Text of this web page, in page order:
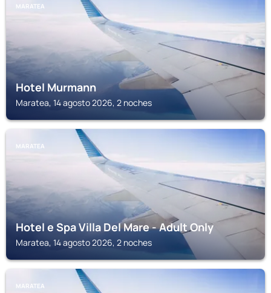
MARATEA
Hotel Murmann
Maratea, 14 agosto 2026, 2 noches
MARATEA
Hotel e Spa Villa Del Mare - Adult Only
Maratea, 14 agosto 2026, 2 noches
MARATEA